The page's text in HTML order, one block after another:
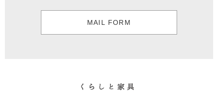
MAIL FORM